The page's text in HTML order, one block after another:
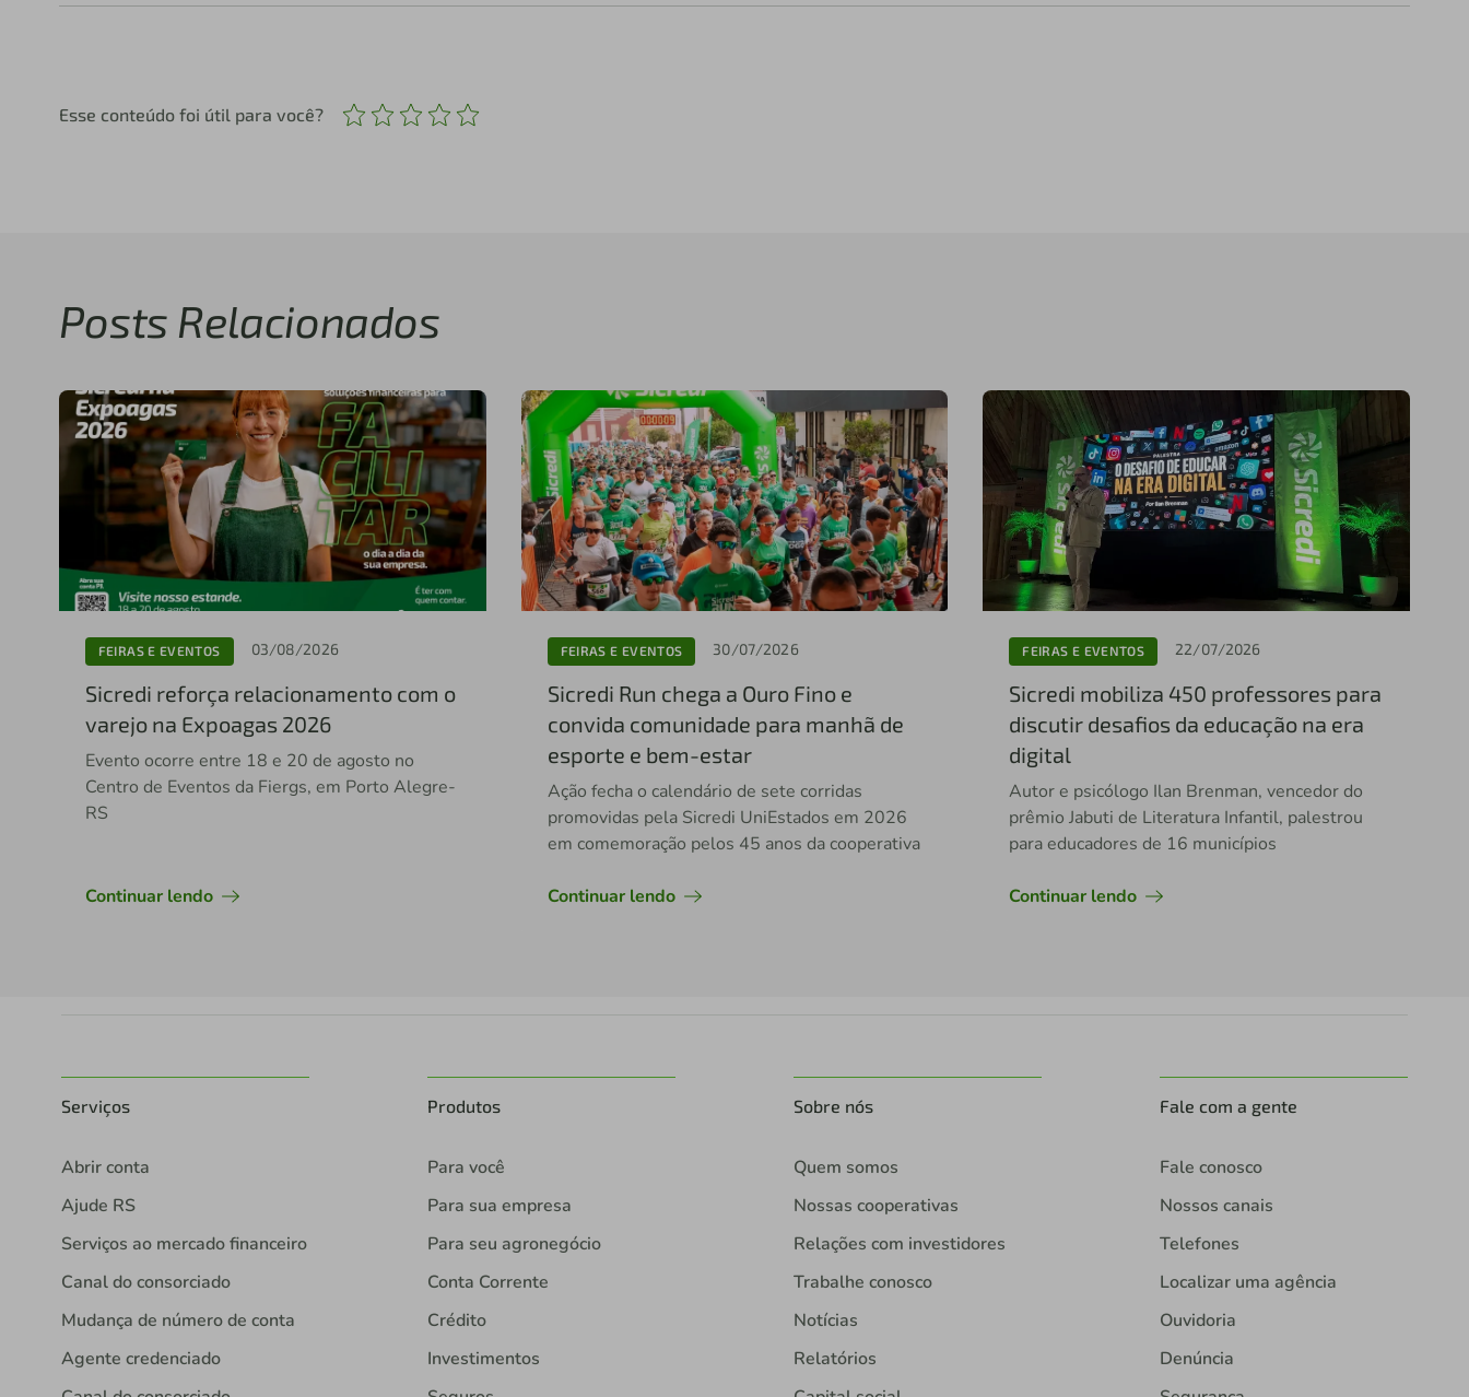
Esse conteúdo foi útil para você?
Posts Relacionados
FEIRAS E EVENTOS 03/08/2026
Sicredi reforça relacionamento com o
varejo na Expoagas 2026
Evento ocorre entre 18 e 20 de agosto no
Centro de Eventos da Fiergs, em Porto Alegre-
RS
Continuar lendo
FEIRAS E EVENTOS 30/07/2026
Sicredi Run chega a Ouro Fino e
convida comunidade para manhã de
esporte e bem-estar
Ação fecha o calendário de sete corridas
promovidas pela Sicredi UniEstados em 2026
em comemoração pelos 45 anos da cooperativa
Continuar lendo
FEIRAS E EVENTOS 22/07/2026
Sicredi mobiliza 450 professores para
discutir desafios da educação na era
digital
Autor e psicólogo Ilan Brenman, vencedor do
prêmio Jabuti de Literatura Infantil, palestrou
para educadores de 16 municípios
Continuar lendo
Serviços
Abrir conta
Ajude RS
Serviços ao mercado financeiro
Canal do consorciado
Mudança de número de conta
Agente credenciado
Produtos
Para você
Para sua empresa
Para seu agronegócio
Conta Corrente
Crédito
Investimentos
Sobre nós
Quem somos
Nossas cooperativas
Relações com investidores
Trabalhe conosco
Notícias
Relatórios
Fale com a gente
Fale conosco
Nossos canais
Telefones
Localizar uma agência
Ouvidoria
Denúncia